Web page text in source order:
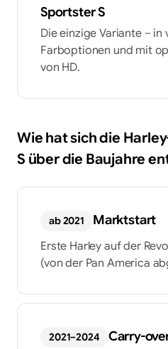
Sportster S
Die einzige Variante –
Farboptionen und mit
von HD.
Wie hat sich die
Süber die Baujahre
ab 2021 Marktstart
Erste Harley auf der
(von der Pan America
2021–2024 Carry-